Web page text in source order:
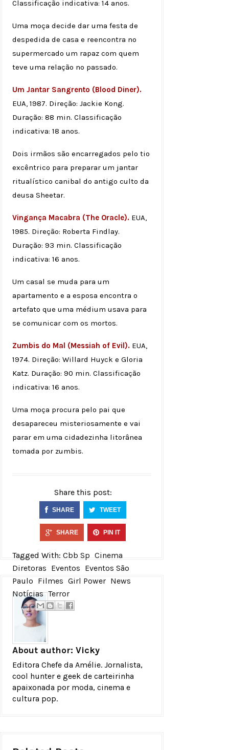
Classificação indicativa: 14 anos.
Uma moça decide dar uma festa de
despedida de casa e reencontra no
supermercado um rapaz com quem
teve uma relação no passado.
Um Jantar Sangrento (Blood Diner).
EUA, 1987. Direção: Jackie Kong.
Duração: 88 min. Classificação
indicativa: 18 anos.
Dois irmãos são encarregados pelo tio
excêntrico para preparar um jantar
ritualístico canibal do antigo culto da
deusa Sheetar.
Vingança Macabra (The Oracle). EUA,
1985. Direção: Roberta Findlay.
Duração: 93 min. Classificação
indicativa: 16 anos.
Um casal se muda para um
apartamento e a esposa encontra o
artefato que uma médium usava para
se comunicar com os mortos.
Zumbis do Mal (Messiah of Evil). EUA,
1974. Direção: Willard Huyck e Gloria
Katz. Duração: 90 min. Classificação
indicativa: 16 anos.
Uma moça procura pelo pai que
desapareceu misteriosamente e vai
parar em uma cidadezinha litorânea
tomada por zumbis.
Share this post:
SHARE TWEET
SHARE PIN IT
Tagged With: Cbb Sp Cinema
Diretoras Eventos Eventos São
Paulo Filmes Girl Power News
Notícias Terror
About author: Vicky
Editora Chefe da Amélie. Jornalista,
cool hunter e geek de carteirinha
apaixonada por moda, cinema e
cultura pop.